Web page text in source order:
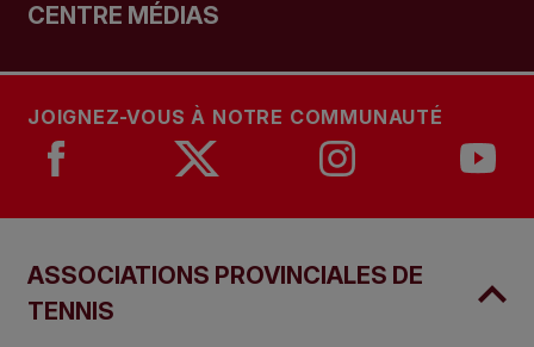
CENTRE MÉDIAS
JOIGNEZ-VOUS À NOTRE COMMUNAUTÉ
ASSOCIATIONS PROVINCIALES DE
TENNIS